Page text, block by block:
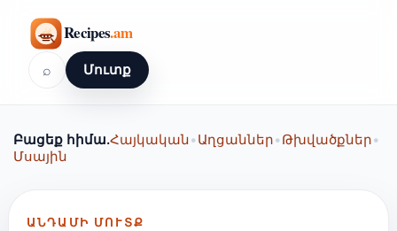
⌕ Մուտք
Բացեք հիմա.Հայկական•Աղցաններ•Թխվածքներ•
Մսային
ԱՆԴԱՄԻ ՄՈՒՏՔ